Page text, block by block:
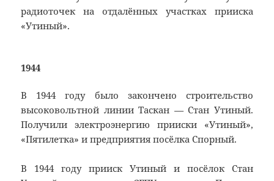
радиоточек на отдалённых участках прииска
«Утиный».
1944
В 1944 году было закончено строительство
высоковольтной линии Таскан —Стан Утиный.
Получили электроэнергию прииски «Утиный»,
«Пятилетка» и предприятия посёлка Спорный.
В 1944 году прииск Утиный и посёлок Стан